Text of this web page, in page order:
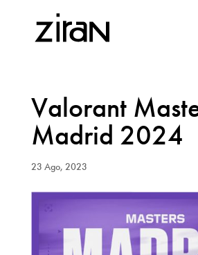
Valorant
Madrid 2024
23 Ago, 2023